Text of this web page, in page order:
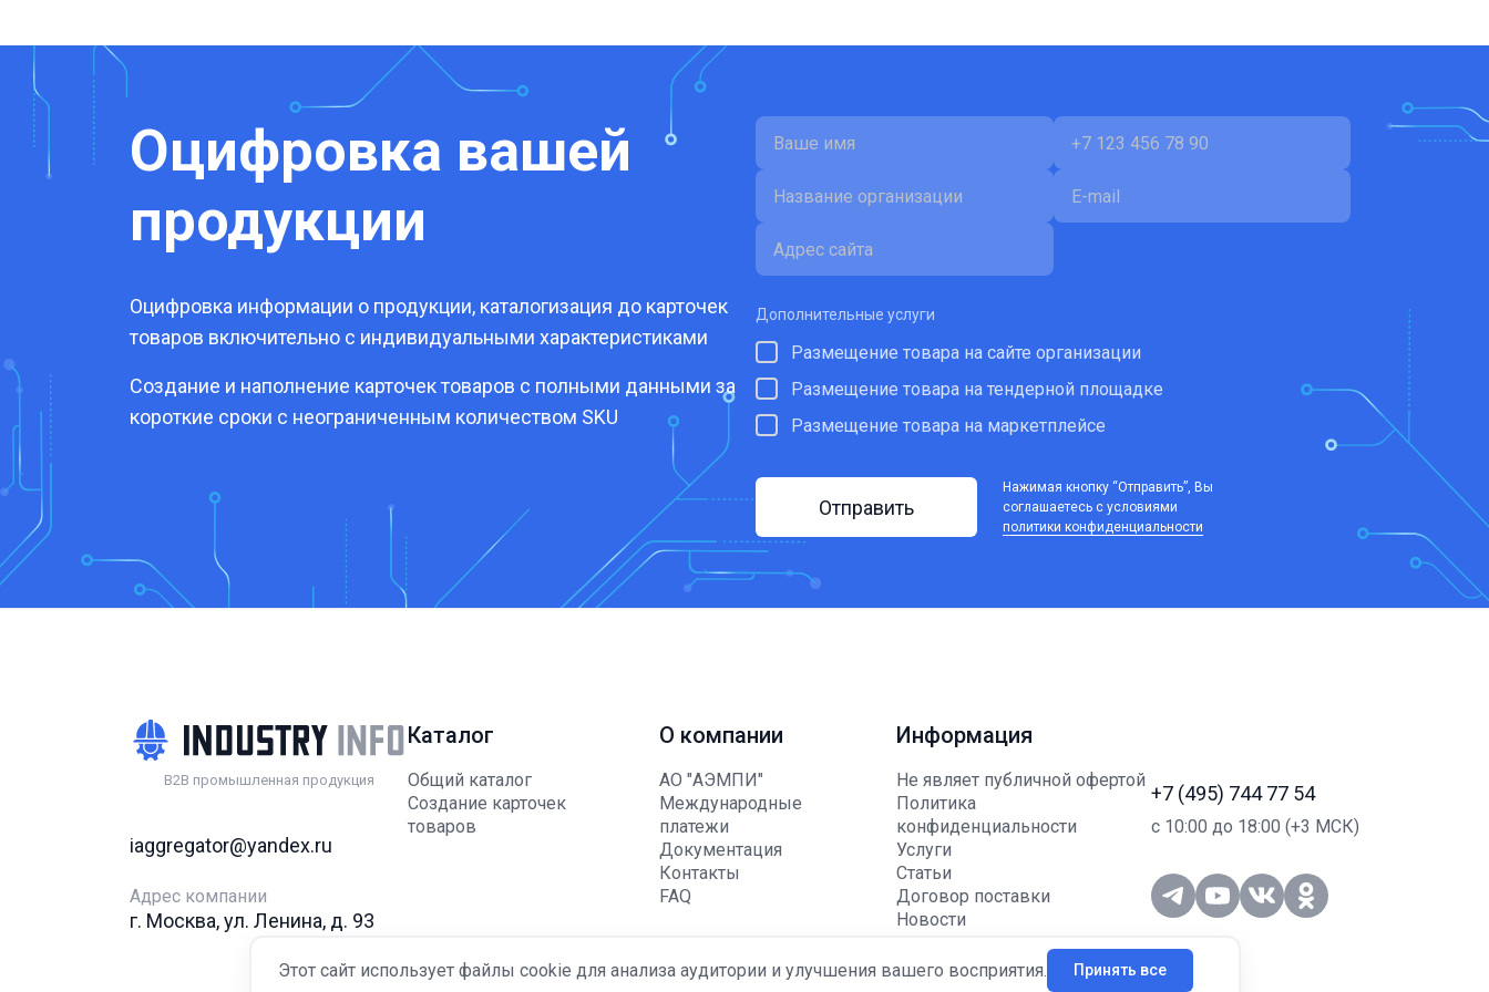
Оцифровка вашей
продукции
Оцифровка информации о продукции, каталогизация до карточек
товаров включительно с индивидуальными характеристиками
Создание и наполнение карточек товаров с полными данными за
короткие сроки с неограниченным количеством SKU
Дополнительные услуги
Размещение товара на сайте организации
Размещение товара на тендерной площадке
Размещение товара на маркетплейсе
Отправить
Нажимая кнопку “Отправить”, Вы
соглашаетесь c условиями
политики конфиденциальности
B2B промышленная продукция
iaggregator@yandex.ru
Адрес компании
г. Москва, ул. Ленина, д. 93
Каталог
Общий каталог
Создание карточек
товаров
О компании
АО "АЭМПИ"
Международные
платежи
Документация
Контакты
FAQ
Информация
Не являет публичной офертой
Политика
конфиденциальности
Услуги
Статьи
Договор поставки
Новости
Акции
+7 (495) 744 77 54
с 10:00 до 18:00 (+3 МСК)
Этот сайт использует файлы cookie для анализа аудитории и улучшения вашего восприятия. Принять все